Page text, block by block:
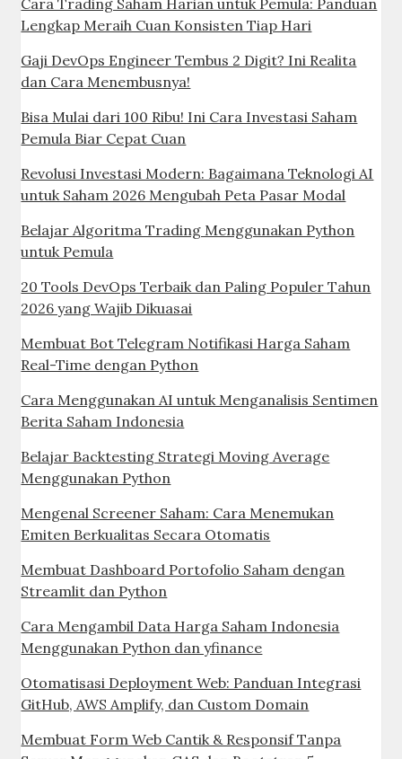
Cara Trading Saham Harian untuk Pemula: Panduan
Lengkap Meraih Cuan Konsisten Tiap Hari
Gaji DevOps Engineer Tembus 2 Digit? Ini Realita
dan Cara Menembusnya!
Bisa Mulai dari 100 Ribu! Ini Cara Investasi Saham
Pemula Biar Cepat Cuan
Revolusi Investasi Modern: Bagaimana Teknologi AI
untuk Saham 2026 Mengubah Peta Pasar Modal
Belajar Algoritma Trading Menggunakan Python
untuk Pemula
20 Tools DevOps Terbaik dan Paling Populer Tahun
2026 yang Wajib Dikuasai
Membuat Bot Telegram Notifikasi Harga Saham
Real-Time dengan Python
Cara Menggunakan AI untuk Menganalisis Sentimen
Berita Saham Indonesia
Belajar Backtesting Strategi Moving Average
Menggunakan Python
Mengenal Screener Saham: Cara Menemukan
Emiten Berkualitas Secara Otomatis
Membuat Dashboard Portofolio Saham dengan
Streamlit dan Python
Cara Mengambil Data Harga Saham Indonesia
Menggunakan Python dan yfinance
Otomatisasi Deployment Web: Panduan Integrasi
GitHub, AWS Amplify, dan Custom Domain
Membuat Form Web Cantik & Responsif Tanpa